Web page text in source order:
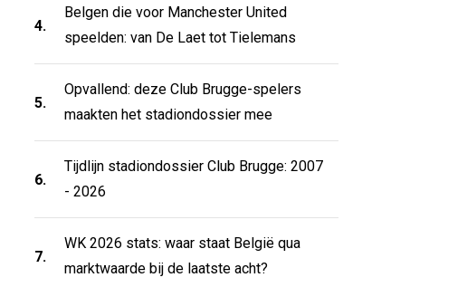
4.
Belgen die voor Manchester United
speelden: van De Laet tot Tielemans
5.
Opvallend: deze Club Brugge-spelers
maakten het stadiondossier mee
6.
Tijdlijn stadiondossier Club Brugge: 2007
- 2026
7.
WK 2026 stats: waar staat België qua
marktwaarde bij de laatste acht?